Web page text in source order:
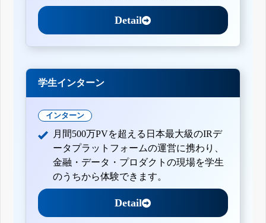
Detail
学生インターン
インターン
月間500万PVを超える日本最大級のIRデ
ータプラットフォームの運営に携わり、
金融・データ・プロダクトの現場を学生
のうちから体験できます。
Detail